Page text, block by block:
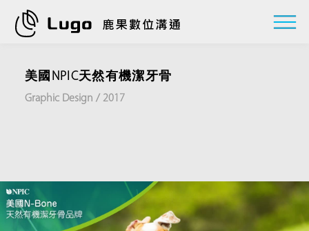
美國NPIC天然有機潔牙骨
Graphic Design / 2017